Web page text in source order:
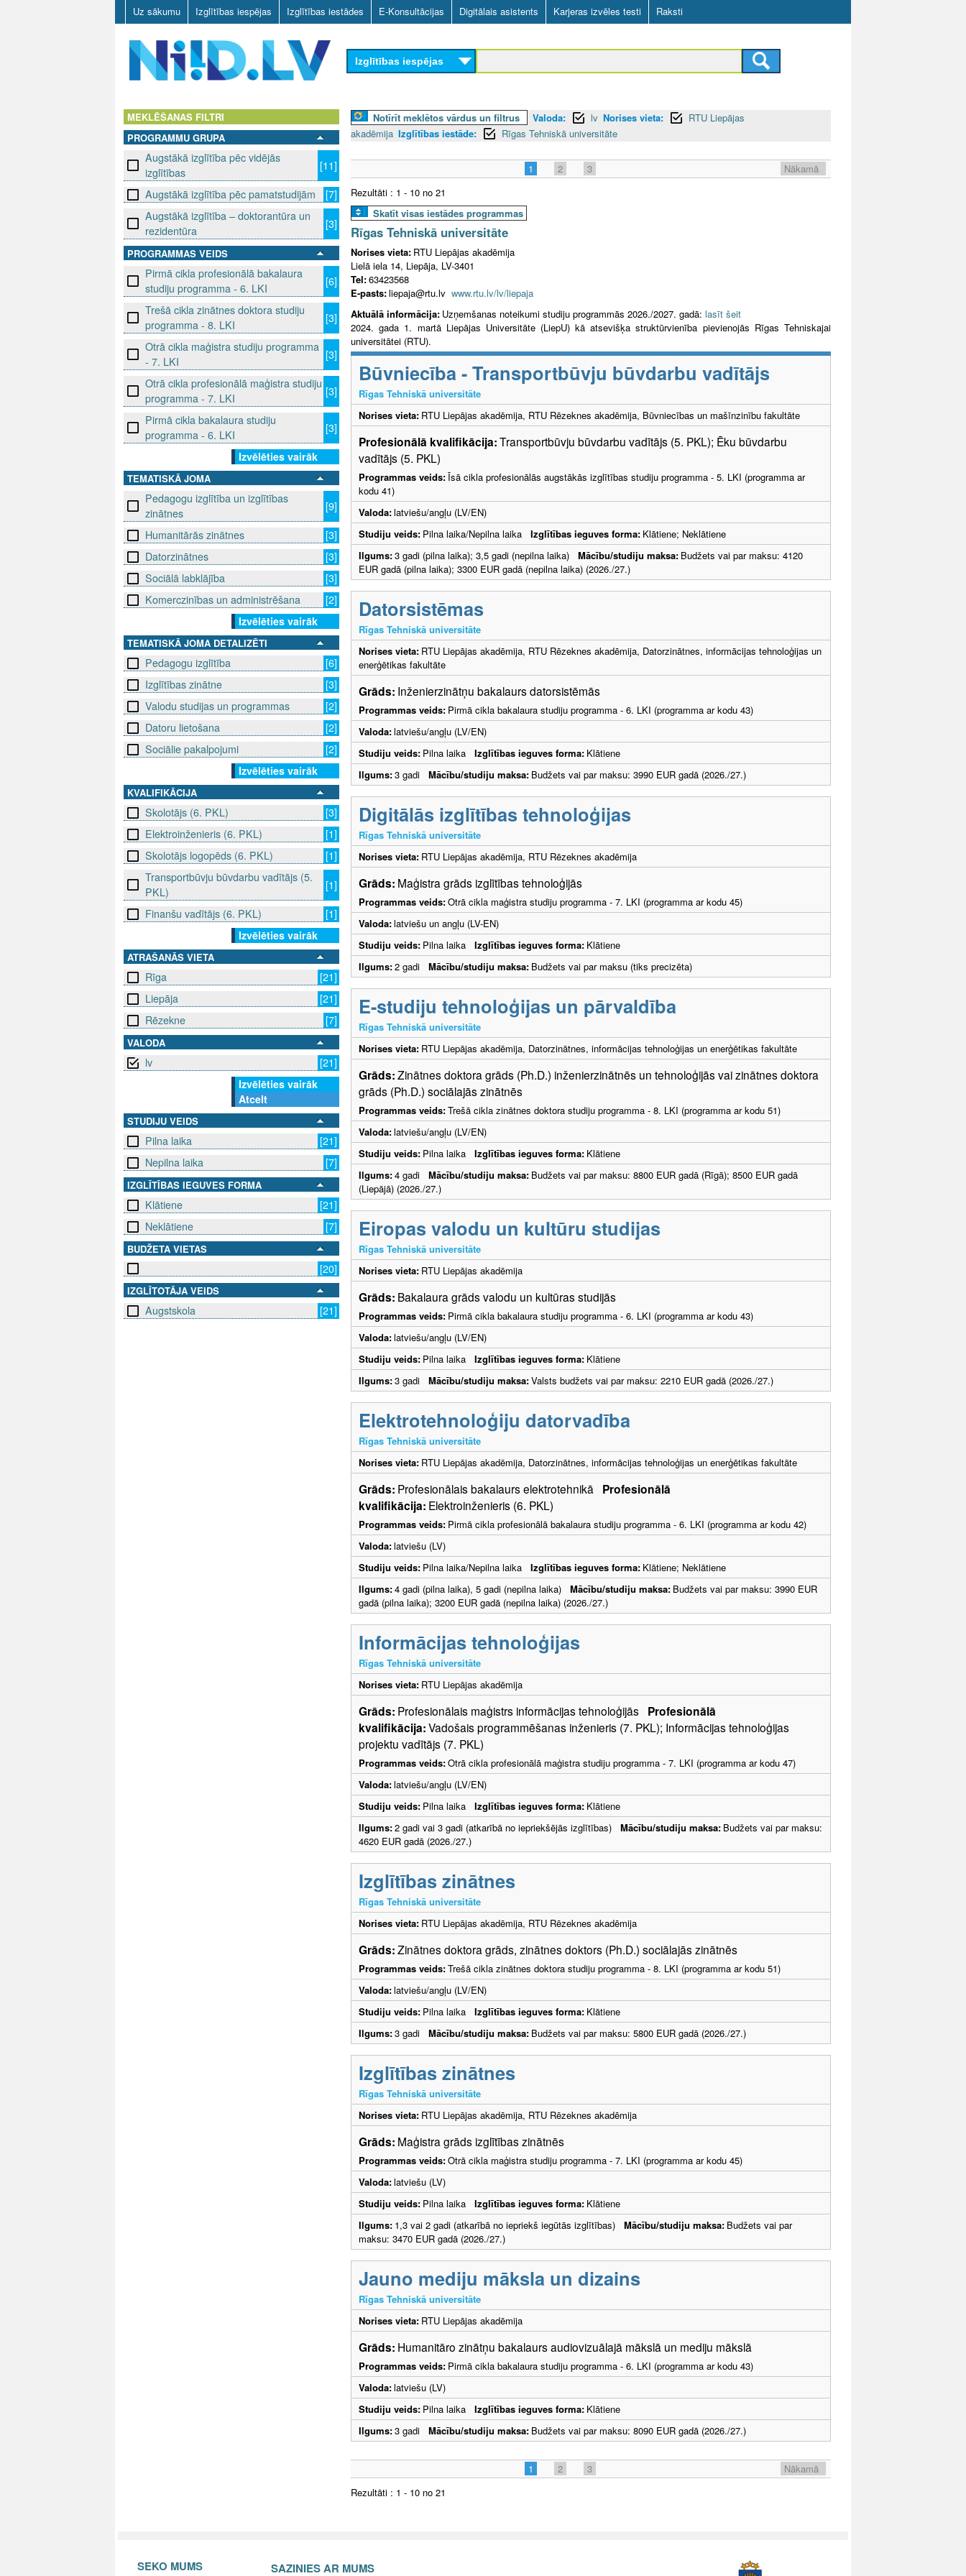
Skip
to
main
content
Uz sākumu Izglītības iespējas Izglītības iestādes E-Konsultācijas Digitālais asistents Karjeras izvēles testi Raksti
D
L
V
Izglītības iespējas
MEKLĒŠANAS FILTRI
PROGRAMMU GRUPA
Augstākā izglītība pēc vidējās
izglītības
[11]
Augstākā izglītība pēc pamatstudijām
[7]
Augstākā izglītība – doktorantūra un
rezidentūra
[3]
PROGRAMMAS VEIDS
Pirmā cikla profesionālā bakalaura
studiju programma - 6. LKI
[6]
Trešā cikla zinātnes doktora studiju
programma - 8. LKI
[3]
Otrā cikla maģistra studiju programma
- 7. LKI
[3]
Otrā cikla profesionālā maģistra studiju
programma - 7. LKI
[3]
Pirmā cikla bakalaura studiju
programma - 6. LKI
[3]
Izvēlēties vairāk
TEMATISKĀ JOMA
Pedagogu izglītība un izglītības
zinātnes
[9]
Humanitārās zinātnes
[3]
Datorzinātnes
[3]
Sociālā labklājība
[3]
Komerczinības un administrēšana
[2]
Izvēlēties vairāk
TEMATISKĀ JOMA DETALIZĒTI
Pedagogu izglītība
[6]
Izglītības zinātne
[3]
Valodu studijas un programmas
[2]
Datoru lietošana
[2]
Sociālie pakalpojumi
[2]
Izvēlēties vairāk
KVALIFIKĀCIJA
Skolotājs (6. PKL)
[3]
Elektroinženieris (6. PKL)
[1]
Skolotājs logopēds (6. PKL)
[1]
Transportbūvju būvdarbu vadītājs (5.
PKL)
[1]
Finanšu vadītājs (6. PKL)
[1]
Izvēlēties vairāk
ATRAŠANĀS VIETA
Rīga
[21]
Liepāja
[21]
Rēzekne
[7]
VALODA
lv
[21]
Izvēlēties vairāk
Atcelt
STUDIJU VEIDS
Pilna laika
[21]
Nepilna laika
[7]
IZGLĪTĪBAS IEGUVES FORMA
Klātiene
[21]
Neklātiene
[7]
BUDŽETA VIETAS
[20]
IZGLĪTOTĀJA VEIDS
Augstskola [21]
Notīrīt meklētos vārdus un filtrus Valoda: lv Norises vieta:
RTU Liepājas
akadēmija Izglītības iestāde: Rīgas Tehniskā universitāte
1 2 3
Nākamā
Rezultāti : 1 - 10 no 21
Skatīt visas iestādes programmas
Rīgas Tehniskā universitāte
Norises vieta: RTU Liepājas akadēmija
Lielā iela 14, Liepāja, LV-3401
Tel:63423568
E-pasts:liepaja@rtu.lv www.rtu.lv/lv/liepaja
Aktuālā informācija: Uzņemšanas noteikumi studiju programmās 2026./2027. gadā: lasīt šeit
2024. gada 1. martā Liepājas Universitāte (LiepU) kā atsevišķa struktūrvienība pievienojās Rīgas Tehniskajai
universitātei (RTU).
Būvniecība - Transportbūvju būvdarbu vadītājs
Rīgas Tehniskā universitāte
Norises vieta: RTU Liepājas akadēmija, RTU Rēzeknes akadēmija, Būvniecības un mašīnzinību fakultāte
Profesionālā kvalifikācija:Transportbūvju būvdarbu vadītājs (5. PKL); Ēku būvdarbu
vadītājs (5. PKL)
Programmas veids:Īsā cikla profesionālās augstākās izglītības studiju programma - 5. LKI (programma ar
kodu 41)
Valoda:latviešu/angļu (LV/EN)
Studiju veids: Pilna laika/Nepilna laika Izglītības ieguves forma: Klātiene; Neklātiene
Ilgums:3 gadi (pilna laika); 3,5 gadi (nepilna laika) Mācību/studiju maksa: Budžets vai par maksu: 4120
EUR gadā (pilna laika); 3300 EUR gadā (nepilna laika) (2026./27.)
Datorsistēmas
Rīgas Tehniskā universitāte
Norises vieta: RTU Liepājas akadēmija, RTU Rēzeknes akadēmija, Datorzinātnes, informācijas tehnoloģijas un
enerģētikas fakultāte
Grāds: Inženierzinātņu bakalaurs datorsistēmās
Programmas veids: Pirmā cikla bakalaura studiju programma - 6. LKI (programma ar kodu 43)
Valoda:latviešu/angļu (LV/EN)
Studiju veids: Pilna laika Izglītības ieguves forma: Klātiene
Ilgums:3 gadi Mācību/studiju maksa: Budžets vai par maksu: 3990 EUR gadā (2026./27.)
Digitālās izglītības tehnoloģijas
Rīgas Tehniskā universitāte
Norises vieta: RTU Liepājas akadēmija, RTU Rēzeknes akadēmija
Grāds: Maģistra grāds izglītības tehnoloģijās
Programmas veids:Otrā cikla maģistra studiju programma - 7. LKI (programma ar kodu 45)
Valoda:latviešu un angļu (LV-EN)
Studiju veids: Pilna laika Izglītības ieguves forma: Klātiene
Ilgums:2 gadi Mācību/studiju maksa: Budžets vai par maksu (tiks precizēta)
E-studiju tehnoloģijas un pārvaldība
Rīgas Tehniskā universitāte
Norises vieta: RTU Liepājas akadēmija, Datorzinātnes, informācijas tehnoloģijas un enerģētikas fakultāte
Grāds:Zinātnes doktora grāds (Ph.D.) inženierzinātnēs un tehnoloģijās vai zinātnes doktora
grāds (Ph.D.) sociālajās zinātnēs
Programmas veids:Trešā cikla zinātnes doktora studiju programma - 8. LKI (programma ar kodu 51)
Valoda:latviešu/angļu (LV/EN)
Studiju veids: Pilna laika Izglītības ieguves forma: Klātiene
Ilgums:4 gadi Mācību/studiju maksa: Budžets vai par maksu: 8800 EUR gadā (Rīgā); 8500 EUR gadā
(Liepājā) (2026./27.)
Eiropas valodu un kultūru studijas
Rīgas Tehniskā universitāte
Norises vieta: RTU Liepājas akadēmija
Grāds: Bakalaura grāds valodu un kultūras studijās
Programmas veids: Pirmā cikla bakalaura studiju programma - 6. LKI (programma ar kodu 43)
Valoda:latviešu/angļu (LV/EN)
Studiju veids: Pilna laika Izglītības ieguves forma: Klātiene
Ilgums:3 gadi Mācību/studiju maksa:Valsts budžets vai par maksu: 2210 EUR gadā (2026./27.)
Elektrotehnoloģiju datorvadība
Rīgas Tehniskā universitāte
Norises vieta: RTU Liepājas akadēmija, Datorzinātnes, informācijas tehnoloģijas un enerģētikas fakultāte
Grāds: Profesionālais bakalaurs elektrotehnikā Profesionālā
kvalifikācija: Elektroinženieris (6. PKL)
Programmas veids: Pirmā cikla profesionālā bakalaura studiju programma - 6. LKI (programma ar kodu 42)
Valoda:latviešu (LV)
Studiju veids: Pilna laika/Nepilna laika Izglītības ieguves forma: Klātiene; Neklātiene
Ilgums:4 gadi (pilna laika), 5 gadi (nepilna laika) Mācību/studiju maksa: Budžets vai par maksu: 3990 EUR
gadā (pilna laika); 3200 EUR gadā (nepilna laika) (2026./27.)
Informācijas tehnoloģijas
Rīgas Tehniskā universitāte
Norises vieta: RTU Liepājas akadēmija
Grāds: Profesionālais maģistrs informācijas tehnoloģijās Profesionālā
kvalifikācija:Vadošais programmēšanas inženieris (7. PKL); Informācijas tehnoloģijas
projektu vadītājs (7. PKL)
Programmas veids:Otrā cikla profesionālā maģistra studiju programma - 7. LKI (programma ar kodu 47)
Valoda:latviešu/angļu (LV/EN)
Studiju veids: Pilna laika Izglītības ieguves forma: Klātiene
Ilgums:2 gadi vai 3 gadi (atkarībā no iepriekšējās izglītības) Mācību/studiju maksa: Budžets vai par maksu:
4620 EUR gadā (2026./27.)
Izglītības zinātnes
Rīgas Tehniskā universitāte
Norises vieta: RTU Liepājas akadēmija, RTU Rēzeknes akadēmija
Grāds:Zinātnes doktora grāds, zinātnes doktors (Ph.D.) sociālajās zinātnēs
Programmas veids:Trešā cikla zinātnes doktora studiju programma - 8. LKI (programma ar kodu 51)
Valoda:latviešu/angļu (LV/EN)
Studiju veids: Pilna laika Izglītības ieguves forma: Klātiene
Ilgums:3 gadi Mācību/studiju maksa: Budžets vai par maksu: 5800 EUR gadā (2026./27.)
Izglītības zinātnes
Rīgas Tehniskā universitāte
Norises vieta: RTU Liepājas akadēmija, RTU Rēzeknes akadēmija
Grāds: Maģistra grāds izglītības zinātnēs
Programmas veids:Otrā cikla maģistra studiju programma - 7. LKI (programma ar kodu 45)
Valoda:latviešu (LV)
Studiju veids: Pilna laika Izglītības ieguves forma: Klātiene
Ilgums: 1,3 vai 2 gadi (atkarībā no iepriekš iegūtās izglītības) Mācību/studiju maksa: Budžets vai par
maksu: 3470 EUR gadā (2026./27.)
Jauno mediju māksla un dizains
Rīgas Tehniskā universitāte
Norises vieta: RTU Liepājas akadēmija
Grāds: Humanitāro zinātņu bakalaurs audiovizuālajā mākslā un mediju mākslā
Programmas veids: Pirmā cikla bakalaura studiju programma - 6. LKI (programma ar kodu 43)
Valoda:latviešu (LV)
Studiju veids: Pilna laika Izglītības ieguves forma: Klātiene
Ilgums:3 gadi Mācību/studiju maksa: Budžets vai par maksu: 8090 EUR gadā (2026./27.)
1 2 3
Nākamā
Rezultāti : 1 - 10 no 21
SEKO MUMS SAZINIES AR MUMS